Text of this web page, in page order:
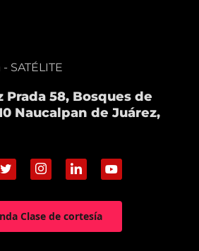
SATÉLITE
Prada 58, Bosques de
Naucalpan de Juárez,
Clase de cortesía